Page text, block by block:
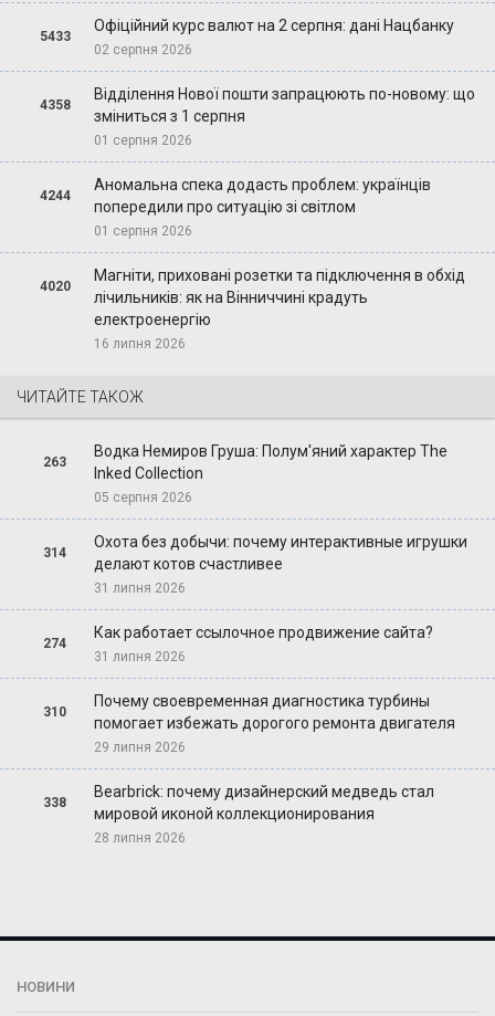
5433
Офіційний курс валют на 2 серпня: дані Нацбанку
02 серпня 2026
4358
Відділення Нової пошти запрацюють по-новому: що
зміниться з 1 серпня
01 серпня 2026
4244
Аномальна спека додасть проблем: українців
попередили про ситуацію зі світлом
01 серпня 2026
4020
Магніти, приховані розетки та підключення в обхід
лічильників: як на Вінниччині крадуть
електроенергію
16 липня 2026
ЧИТАЙТЕ ТАКОЖ
263
Водка Немиров Груша: Полум'яний характер The
Inked Collection
05 серпня 2026
314
Охота без добычи: почему интерактивные игрушки
делают котов счастливее
31 липня 2026
274
Как работает ссылочное продвижение сайта?
31 липня 2026
310
Почему своевременная диагностика турбины
помогает избежать дорогого ремонта двигателя
29 липня 2026
338
Bearbrick: почему дизайнерский медведь стал
мировой иконой коллекционирования
28 липня 2026
НОВИНИ